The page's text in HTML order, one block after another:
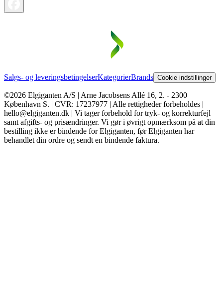
Salgs- og leveringsbetingelserKategorierBrands Cookie indstillinger
©2026 Elgiganten A/S | Arne Jacobsens Allé 16, 2. - 2300
København S. | CVR: 17237977 | Alle rettigheder forbeholdes |
hello@elgiganten.dk | Vi tager forbehold for tryk- og korrekturfejl
samt afgifts- og prisændringer. Vi gør i øvrigt opmærksom på at din
bestilling ikke er bindende for Elgiganten, før Elgiganten har
behandlet din ordre og sendt en bindende faktura.